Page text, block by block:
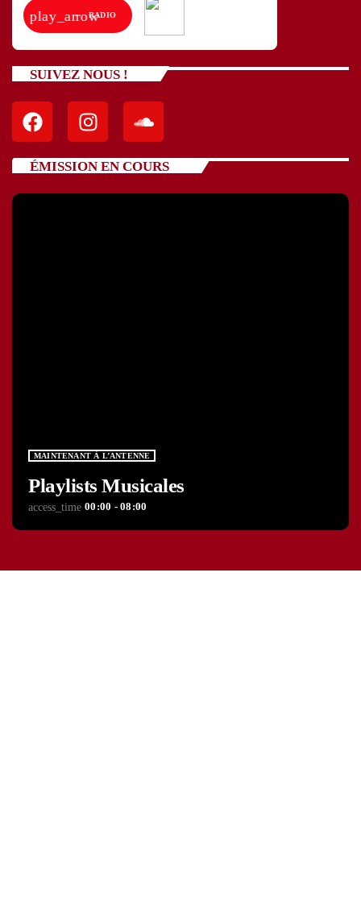
play_arrowRADIO
SUIVEZ NOUS !
ÉMISSION EN COURS
MAINTENANT À L’ANTENNE
Playlists Musicales
access_time 00:00 - 08:00